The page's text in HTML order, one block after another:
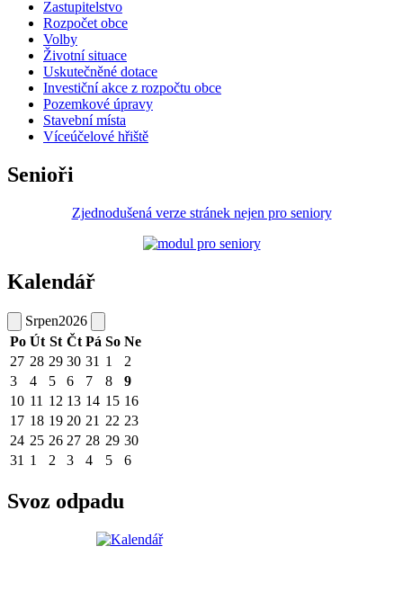
Zastupitelstvo
Rozpočet obce
Volby
Životní situace
Uskutečněné dotace
Investiční akce z rozpočtu obce
Pozemkové úpravy
Stavební místa
Víceúčelové hřiště
Senioři
Zjednodušená verze stránek nejen pro seniory
Kalendář
Srpen2026
Po Út St Čt Pá So Ne
27 28 29 30 31 1
2
3
4 5 6 7 8
9
10 11 12 13 14 15 16
17 18 19 20 21 22 23
24 25 26 27 28 29 30
31 1 2 3 4 5 6
Svoz odpadu